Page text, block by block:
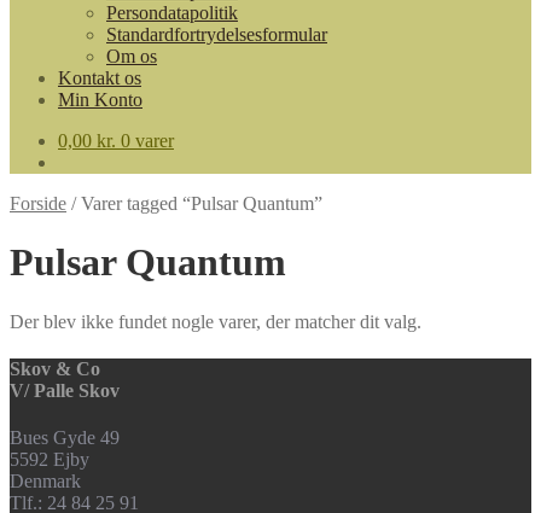
Persondatapolitik
Standardfortrydelsesformular
Om os
Kontakt os
Min Konto
0,00 kr. 0 varer
Forside /Varer tagged “Pulsar Quantum”
Pulsar Quantum
Der blev ikke fundet nogle varer, der matcher dit valg.
Skov & Co
V/ Palle Skov
Bues Gyde 49
5592 Ejby
Denmark
Tlf.: 24 84 25 91